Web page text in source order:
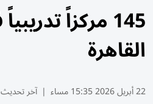
145 مركزاً
القاهرة
22 أبريل 2026 15:35 مساء | آخر